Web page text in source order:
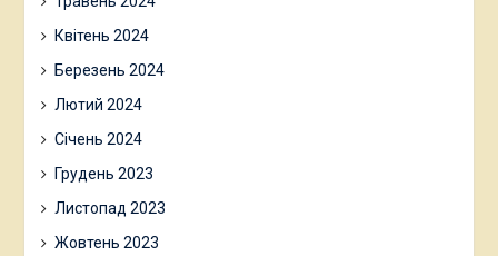
Квітень 2024
Березень 2024
Лютий 2024
Січень 2024
Грудень 2023
Листопад 2023
Жовтень 2023